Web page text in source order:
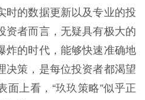
时的数据更新以及专业的投
资者而言，无疑具有极大的
炸的时代，能够快速准确地
决策，是每位投资者都渴望
面上看，“玖玖策略”似乎正